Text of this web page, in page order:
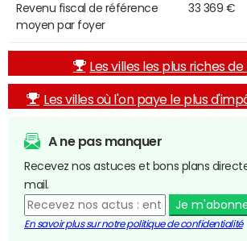
Revenu fiscal de référence
moyen par foyer
33 369 €
Les villes les plus riches
Les villes où l'on paye le plus
A ne pas manquer
Recevez nos astuces et bons plans
mail.
Je
En savoir plus sur notre politique de confidentialité